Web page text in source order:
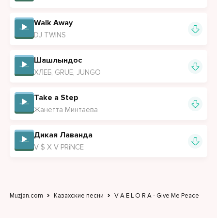
Walk Away
DJ TWINS
Шашлындос
ХЛЕБ, GRUE, JUNGO
Take a Step
Жанетта Минтаева
Дикая Лаванда
V $ X V PRiNCE
Muzjan.com Казахские песни V A E L O R A - Give Me Peace